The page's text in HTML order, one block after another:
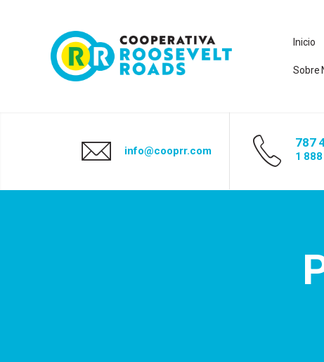
Inicio
Sobre
info@cooprr.com
787
1